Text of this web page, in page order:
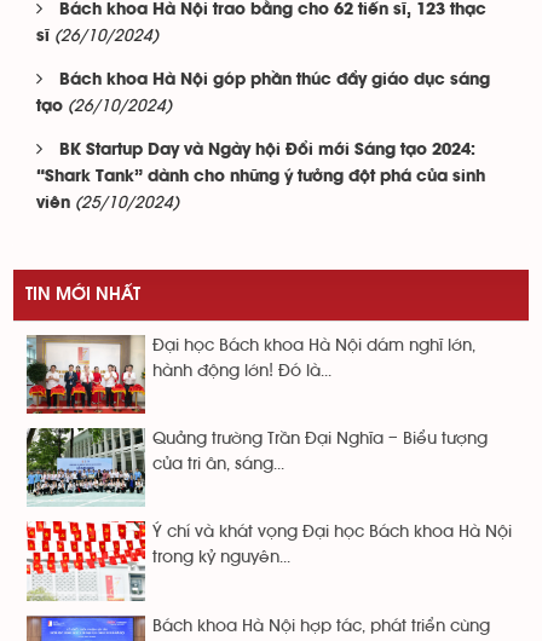
Bách khoa Hà Nội trao bằng cho 62 tiến sĩ, 123 thạc
sĩ (26/10/2024)
Bách khoa Hà Nội góp phần thúc đẩy giáo dục sáng
tạo (26/10/2024)
BK Startup Day và Ngày hội Đổi mới Sáng tạo 2024:
“Shark Tank” dành cho những ý tưởng đột phá của sinh
viên (25/10/2024)
TIN MỚI NHẤT
Đại học Bách khoa Hà Nội dám nghĩ lớn,
hành động lớn! Đó là...
Quảng trường Trần Đại Nghĩa – Biểu tượng
của tri ân, sáng...
Ý chí và khát vọng Đại học Bách khoa Hà Nội
trong kỷ nguyên...
Bách khoa Hà Nội hợp tác, phát triển cùng